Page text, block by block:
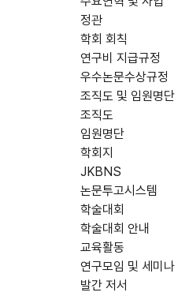
정관
학회 회칙
연구비 지급규정
우수논문수상규정
조직도 및 임원명단
조직도
임원명단
학회지
JKBNS
논문투고시스템
학술대회
학술대회 안내
교육활동
연구모임 및 세미나
발간 저서